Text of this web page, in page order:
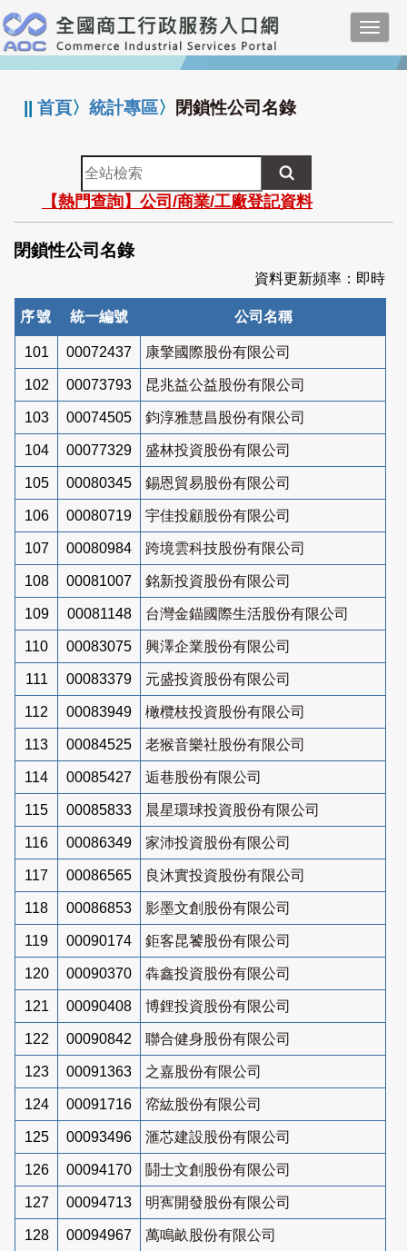
跳
到
主
要
:::
||首頁〉統計專區〉 閉鎖性公司名錄
全
站
檢
索
【熱門查詢】公司/商業/工廠登記資料
閉鎖性公司名錄
資料更新頻率：即時
序號 統一編號 公司名稱
101 00072437 康擎國際股份有限公司
102 00073793 昆兆益公益股份有限公司
103 00074505 鈞淳雅慧昌股份有限公司
104 00077329 盛林投資股份有限公司
105 00080345 錫恩貿易股份有限公司
106 00080719 宇佳投顧股份有限公司
107 00080984 跨境雲科技股份有限公司
108 00081007 銘新投資股份有限公司
109 00081148 台灣金錨國際生活股份有限公司
110 00083075 興澤企業股份有限公司
111 00083379 元盛投資股份有限公司
112 00083949 橄欖枝投資股份有限公司
113 00084525 老猴音樂社股份有限公司
114 00085427 逅巷股份有限公司
115 00085833 晨星環球投資股份有限公司
116 00086349 家沛投資股份有限公司
117 00086565 良沐實投資股份有限公司
118 00086853 影墨文創股份有限公司
119 00090174 鉅客昆饕股份有限公司
120 00090370 犇鑫投資股份有限公司
121 00090408 博鋰投資股份有限公司
122 00090842 聯合健身股份有限公司
123 00091363 之嘉股份有限公司
124 00091716 帟紘股份有限公司
125 00093496 滙芯建設股份有限公司
126 00094170 鬪士文創股份有限公司
127 00094713 明寯開發股份有限公司
128 00094967 萬鳴畝股份有限公司